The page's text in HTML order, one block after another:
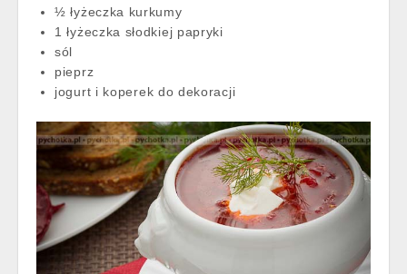
½ łyżeczka kurkumy
1 łyżeczka słodkiej papryki
sól
pieprz
jogurt i koperek do dekoracji